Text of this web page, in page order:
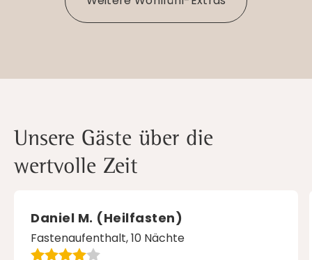
Unsere Gäste über die
wertvolle Zeit
Daniel M. (Heilfasten)
Fastenaufenthalt, 10 Nächte